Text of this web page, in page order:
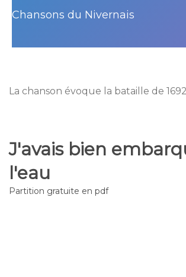
Chansons du Nivernais
La chanson évoque la bataille de
J'avais bien
l'eau
Partition gratuite en pdf